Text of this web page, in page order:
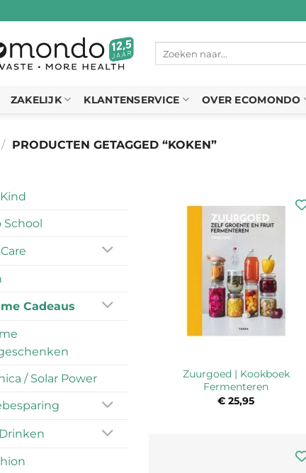
Zoeken
ZAKELIJK KLANTENSERVICE OVER ECOMONDO
/ PRODUCTEN GETAGGED “KOKEN”
School
Cadeaus
/ Solar Power
Zuurgoed | Kookboek
Fermenteren
€ 25,95